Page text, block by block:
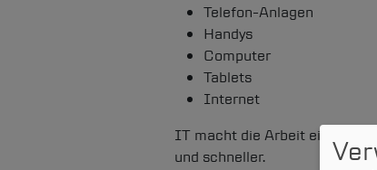
Telefon-Anlagen
Handys
Computer
Tablets
Internet
IT macht die Arbeit einfacher
und schneller.